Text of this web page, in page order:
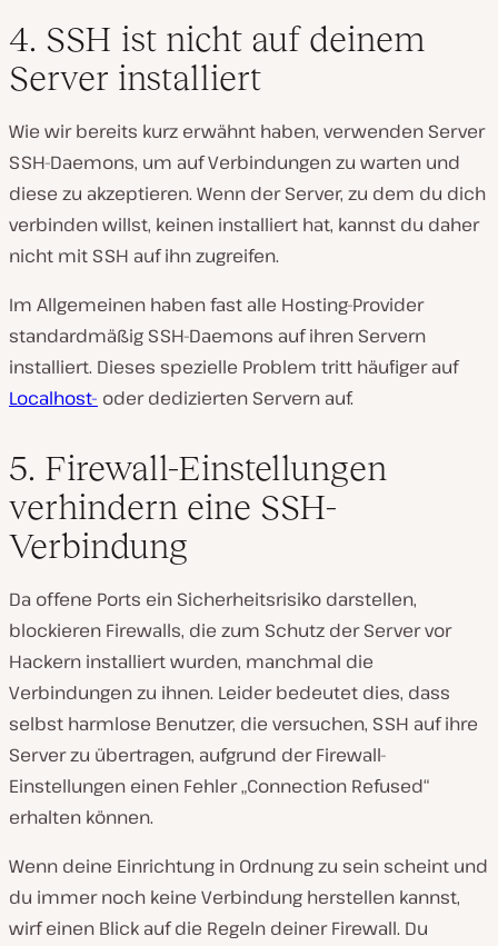
4. SSH ist nicht auf deinem
Server installiert
Wie wir bereits kurz erwähnt haben, verwenden Server
SSH-Daemons, um auf Verbindungen zu warten und
diese zu akzeptieren. Wenn der Server, zu dem du dich
verbinden willst, keinen installiert hat, kannst du daher
nicht mit SSH auf ihn zugreifen.
Im Allgemeinen haben fast alle Hosting-Provider
standardmäßig SSH-Daemons auf ihren Servern
installiert. Dieses spezielle Problem tritt häufiger auf
Localhost- oder dedizierten Servern auf.
5. Firewall-Einstellungen
verhindern eine SSH-
Verbindung
Da offene Ports ein Sicherheitsrisiko darstellen,
blockieren Firewalls, die zum Schutz der Server vor
Hackern installiert wurden, manchmal die
Verbindungen zu ihnen. Leider bedeutet dies, dass
selbst harmlose Benutzer, die versuchen, SSH auf ihre
Server zu übertragen, aufgrund der Firewall-
Einstellungen einen Fehler „Connection Refused“
erhalten können.
Wenn deine Einrichtung in Ordnung zu sein scheint und
du immer noch keine Verbindung herstellen kannst,
wirf einen Blick auf die Regeln deiner Firewall. Du